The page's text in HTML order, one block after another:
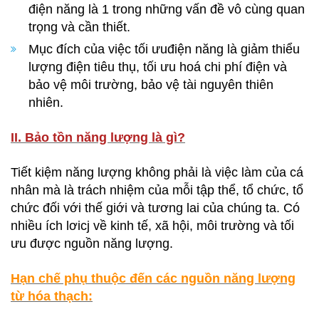
điện năng là 1 trong những vấn đề vô cùng quan
trọng và cần thiết.
Mục đích của việc tối ưuđiện năng là giảm thiểu
lượng điện tiêu thụ, tối ưu hoá chi phí điện và
bảo vệ môi trường, bảo vệ tài nguyên thiên
nhiên.
II. Bảo tồn năng lượng là gì?
Tiết kiệm năng lượng không phải là việc làm của cá
nhân mà là trách nhiệm của mỗi tập thể, tổ chức, tổ
chức đối với thế giới và tương lai của chúng ta. Có
nhiều ích lơicj về kinh tế, xã hội, môi trường và tối
ưu được nguồn năng lượng.
Hạn chế phụ thuộc đến các nguồn năng lượng
từ hóa thạch: